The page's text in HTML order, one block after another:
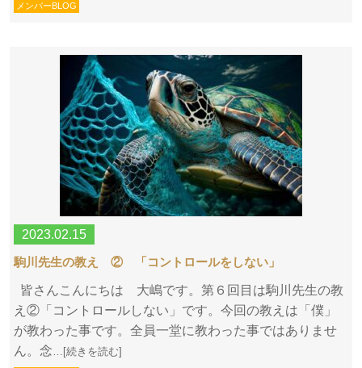
メンバーBLOG
2023.02.15
駒川先生の教え ② 「コントロールをしない」
皆さんこんにちは 大嶋です。第６回目は駒川先生の教
え②「コントロールしない」です。今回の教えは「僕」
が教わった事です。全員一堂に教わった事ではありませ
ん。念…[続きを読む]